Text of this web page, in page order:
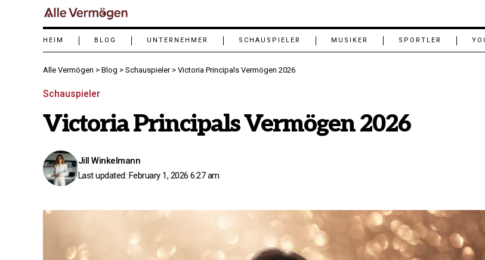
HEIM BLOG UNTERNEHMER SCHAUSPIELER MUSIKER SPORTLER
Alle Vermögen > Blog > Schauspieler> Victoria Principals Vermögen 2026
Schauspieler
Victoria Principals Vermögen 2026
Last updated: February 1, 2026 6:27 am
Jill Winkelmann